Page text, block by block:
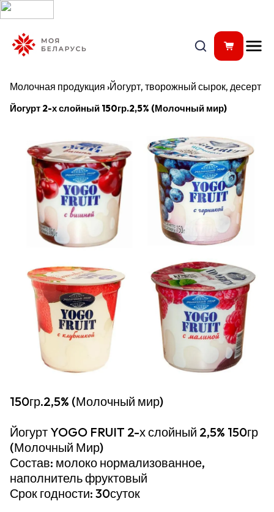
Молочная продукция ›Йогурт, творожный сырок, десерт
Йогурт 2-х слойный 150гр.2,5% (Молочный мир)
150гр.2,5% (Молочный мир)
Йогурт YOGO FRUIT 2-х слойный 2,5% 150гр
(Молочный Мир)
Состав: молоко нормализованное,
наполнитель фруктовый
Срок годности: 30суток